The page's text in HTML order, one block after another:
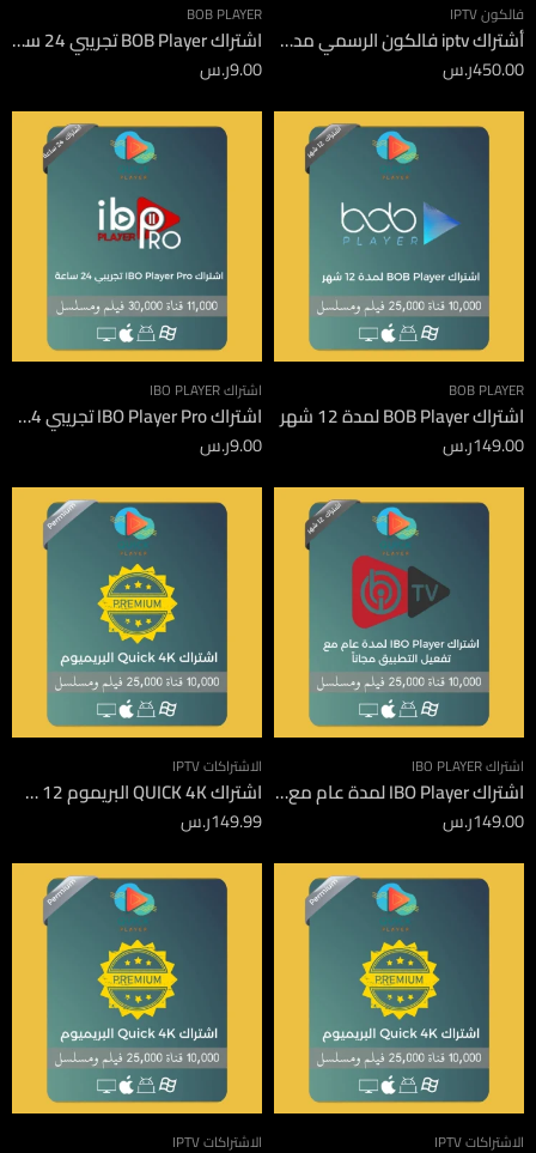
فالكون IPTV
أشتراك iptv فالكون الرسمي مدة 12 شهر جهازين
450.00ر.س
BOB PLAYER
اشتراك BOB Player تجريبي 24 ساعة
9.00ر.س
BOB PLAYER
اشتراك BOB Player لمدة 12 شهر
149.00ر.س
اشتراك IBO PLAYER
اشتراك IBO Player Pro تجريبي 24 ساعة
9.00ر.س
اشتراك IBO PLAYER
اشتراك IBO Player لمدة عام مع تفعيل التطبيق مجاناً
149.00ر.س
الاشتراكات IPTV
اشتراك QUICK 4K البريموم 12 شهر
149.99ر.س
الاشتراكات IPTV الاشتراكات IPTV